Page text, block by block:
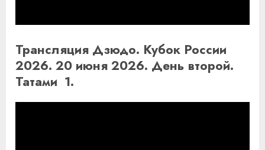
Трансляция Дзюдо. Кубок России
2026. 20 июня 2026. День второй.
Татами 1.